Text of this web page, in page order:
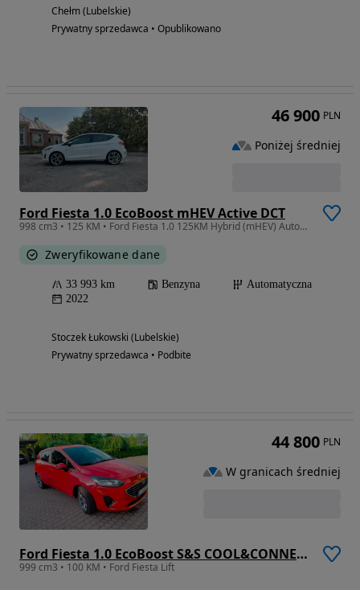
Chełm (Lubelskie)
Prywatny sprzedawca • Opublikowano
Ford Fiesta 1.0 EcoBoost mHEV Active DCT
998 cm3 • 125 KM • Ford Fiesta 1.0 125KM Hybrid (mHEV) Automat!
Zweryfikowane dane
33 993 km Benzyna
Automatyczna
2022
Stoczek Łukowski (Lubelskie)
Prywatny sprzedawca • Podbite
46 900 PLN
Poniżej średniej
Ford Fiesta 1.0 EcoBoost S&S COOL&CONNECT
999 cm3 • 100 KM • Ford Fiesta Lift
44 800 PLN
W granicach średniej